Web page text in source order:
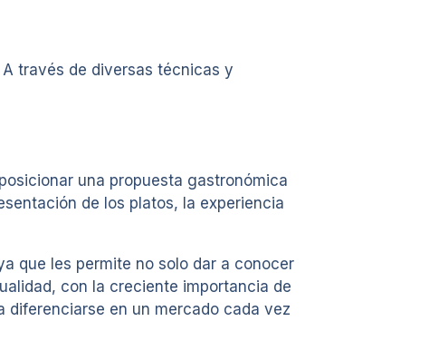
través de diversas técnicas y
una propuesta gastronómica
de los platos, la experiencia
que les permite no solo dar a conocer
con la creciente importancia de
diferenciarse en un mercado cada vez